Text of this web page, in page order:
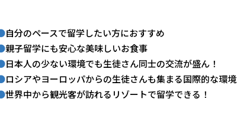
自分のペースで留学したい方におすすめ
親子留学にも安心な美味しいお食事
日本人の少ない環境でも生徒さん同士の交流が盛ん！
ロシアやヨーロッパからの生徒さんも集まる国際的な環境
世界中から観光客が訪れるリゾートで留学できる！